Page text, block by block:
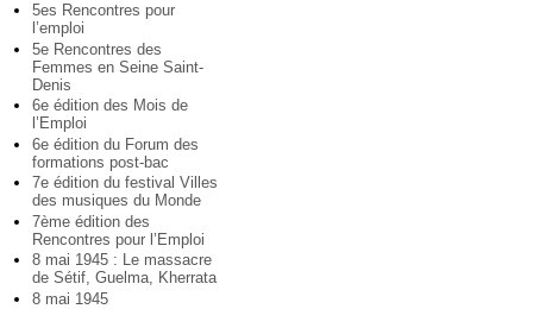
5es Rencontres pour
l’emploi
5e Rencontres des
Femmes en Seine Saint-
Denis
6e édition des Mois de
l’Emploi
6e édition du Forum des
formations post-bac
7e édition du festival Villes
des musiques du Monde
7ème édition des
Rencontres pour l’Emploi
8 mai 1945 : Le massacre
de Sétif, Guelma, Kherrata
8 mai 1945